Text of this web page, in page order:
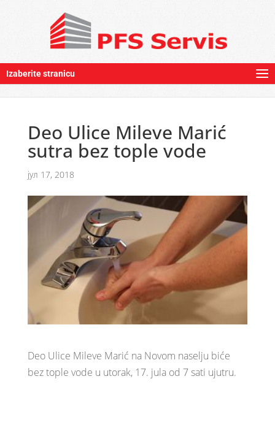
Izaberite stranicu
Deo Ulice Mileve Marić
sutra bez tople vode
јул 17, 2018
Deo Ulice Mileve Marić na Novom naselju biće
bez tople vode u utorak, 17. jula od 7 sati ujutru.